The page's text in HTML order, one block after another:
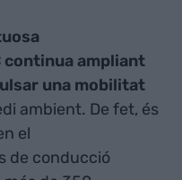
continua ampliant
una mobilitat
ambient. De fet, és
el
de conducció